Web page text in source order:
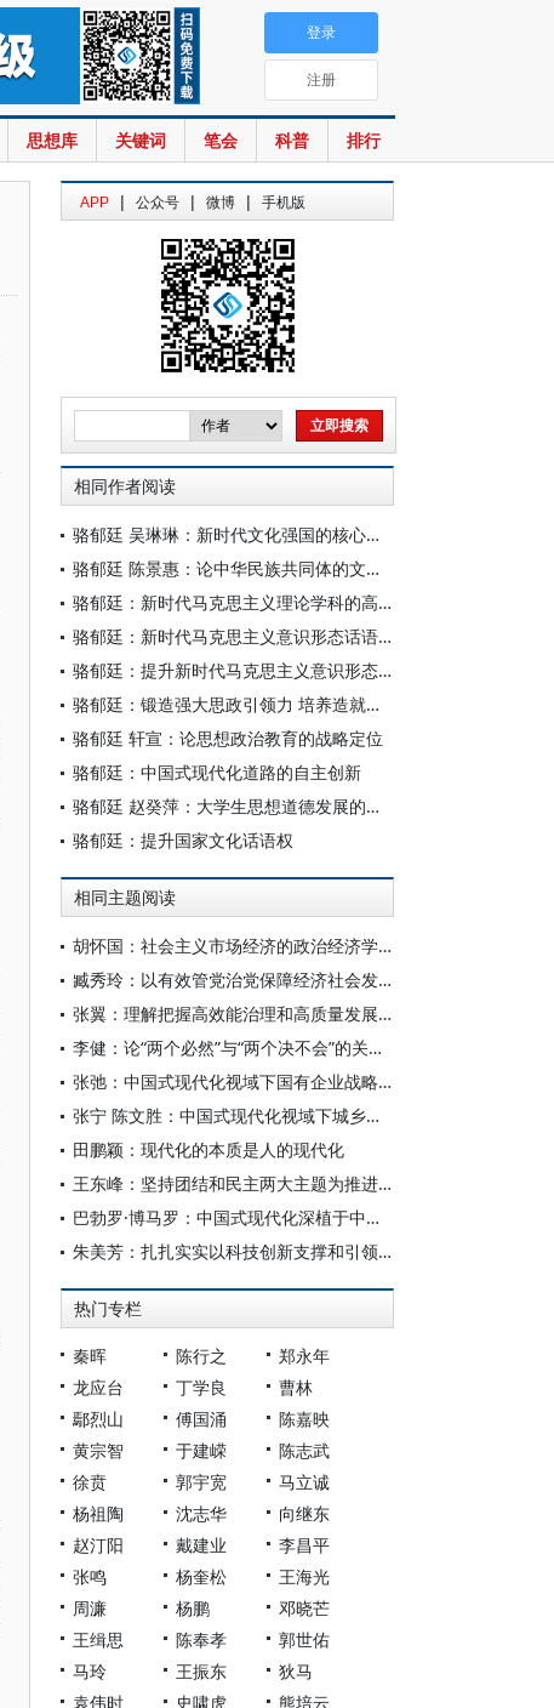
思想库 关键词 笔会 科普 排行
登录
注册
APP | 公众号 | 微博 | 手机版
相同作者阅读
骆郁廷 吴琳琳：新时代文化强国的核心意蕴、内在逻辑与实践进路
骆郁廷 陈景惠：论中华民族共同体的文化认同
骆郁廷：新时代马克思主义理论学科的高质量发展之道
骆郁廷：新时代马克思主义意识形态话语权的本质是话语主导权
骆郁廷：提升新时代马克思主义意识形态话语权
骆郁廷：锻造强大思政引领力 培养造就时代新人
骆郁廷 轩宣：论思想政治教育的战略定位
骆郁廷：中国式现代化道路的自主创新
骆郁廷 赵癸萍：大学生思想道德发展的实践根源探究
骆郁廷：提升国家文化话语权
相同主题阅读
胡怀国：社会主义市场经济的政治经济学解析
臧秀玲：以有效管党治党保障经济社会发展的历程与经验
张翼：理解把握高效能治理和高质量发展的有机结合
李健：论“两个必然”与“两个决不会”的关系——基于跨越资本主义制度“卡夫丁峡谷”设想的反思
张弛：中国式现代化视域下国有企业战略使命的历史演进、理论逻辑和时代要求
张宁 陈文胜：中国式现代化视域下城乡融合的制度创新与治理逻辑
田鹏颖：现代化的本质是人的现代化
王东峰：坚持团结和民主两大主题为推进中国式现代化广泛凝心聚力
巴勃罗·博马罗：中国式现代化深植于中国共产党的系统性规划与全方位治理实践
朱美芳：扎扎实实以科技创新支撑和引领中国式现代化
热门专栏
秦晖 陈行之
郑永年
龙应台
丁学良
曹林
鄢烈山
傅国涌
陈嘉映
黄宗智
于建嵘
陈志武
徐贲
郭宇宽
马立诚
杨祖陶
沈志华
向继东
赵汀阳
戴建业
李昌平
张鸣
杨奎松
王海光
周濂
杨鹏
邓晓芒
王缉思
陈奉孝
郭世佑
马玲
王振东
狄马
袁伟时
史啸虎
熊培云